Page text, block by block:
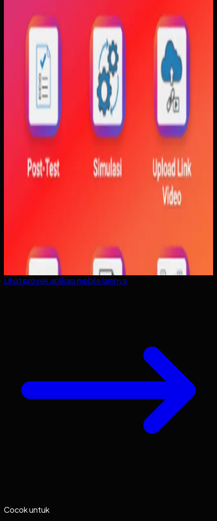
visualisasi gerak, dan grafik yang berubah langsung saat
variabel diubah. Dengan begitu, mahasiswa bisa melihat
hubungan antara teori dan simulasi secara lebih konkret.
Baca studi kasus lengkap
Lihat proyekaplikasi mobilelainnya
Cocok untuk